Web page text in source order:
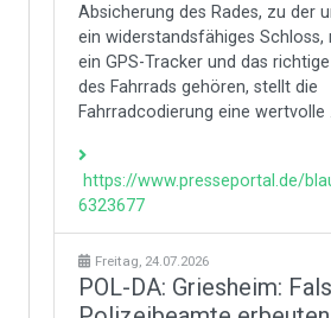
Absicherung des Rades, zu der
ein widerstandsfähiges Schloss,
ein GPS-Tracker und das
des Fahrrads gehören, stellt die
Fahrradcodierung eine wertvolle
https://www.presseportal.de/
6323677
Freitag, 24.07.2026
POL-DA: Griesheim: